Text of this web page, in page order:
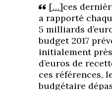
[…]ces
a rapporté
5 milliards
budget 2017
initialement
d’euros de
ces références,
budgétaire